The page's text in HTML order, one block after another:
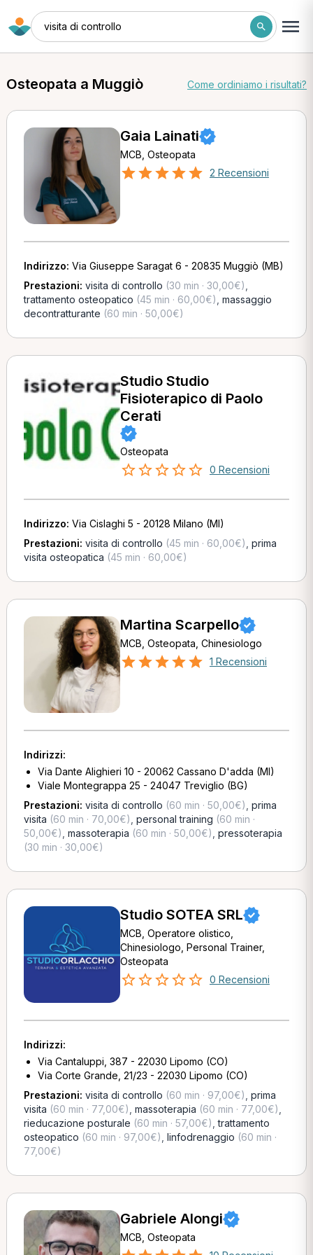
visita di controllo
Osteopata a Muggiò Come ordiniamo i risultati?
Gaia Lainati
MCB, Osteopata
2 Recensioni
Indirizzo: Via Giuseppe Saragat 6 - 20835 Muggiò (MB)
Prestazioni: visita di controllo (30 min · 30,00€)
trattamento osteopatico (45 min · 60,00€) massaggio
decontratturante (60 min · 50,00€)
Studio Studio
Fisioterapico di Paolo
Cerati
Osteopata
0 Recensioni
Indirizzo: Via Cislaghi 5 - 20128 Milano (MI)
Prestazioni: visita di controllo (45 min · 60,00€) prima
visita osteopatica (45 min · 60,00€)
Martina Scarpello
MCB, Osteopata, Chinesiologo
1 Recensioni
Indirizzi:
Via Dante Alighieri 10 - 20062 Cassano D'adda (MI)
Viale Montegrappa 25 - 24047 Treviglio (BG)
Prestazioni: visita di controllo (60 min · 50,00€) prima
visita (60 min · 70,00€) personal training (60 min ·
50,00€) massoterapia (60 min · 50,00€) pressoterapia
(30 min · 30,00€)
Studio SOTEA SRL
MCB, Operatore olistico,
Chinesiologo, Personal Trainer,
Osteopata
0 Recensioni
Indirizzi:
Via Cantaluppi, 387 - 22030 Lipomo (CO)
Via Corte Grande, 21/23 - 22030 Lipomo (CO)
Prestazioni: visita di controllo (60 min · 97,00€) prima
visita (60 min · 77,00€) massoterapia (60 min · 77,00€)
rieducazione posturale (60 min · 57,00€) ,trattamento
osteopatico (60 min · 97,00€) linfodrenaggio (60 min ·
77,00€)
Gabriele Alongi
MCB, Osteopata